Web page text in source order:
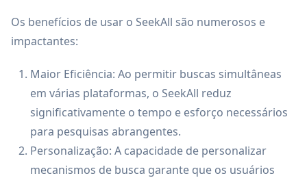
Os benefícios de usar o SeekAll são numerosos e
impactantes:
Maior Eficiência: Ao permitir buscas simultâneas
em várias plataformas, o SeekAll reduz
significativamente o tempo e esforço necessários
para pesquisas abrangentes.
Personalização: A capacidade de personalizar
mecanismos de busca garante que os usuários